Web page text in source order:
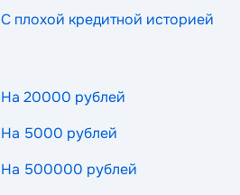
С плохой кредитной историей
На 20000 рублей
На 5000 рублей
На 500000 рублей